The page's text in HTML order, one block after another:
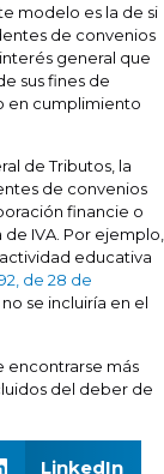
modelo es la de si
de convenios
general que
sus fines de
en cumplimiento
de Tributos, la
de convenios
financie o
IVA. Por ejemplo,
educativa
de 28 de
no se incluiría en el
encontrarse más
del deber de
LinkedIn